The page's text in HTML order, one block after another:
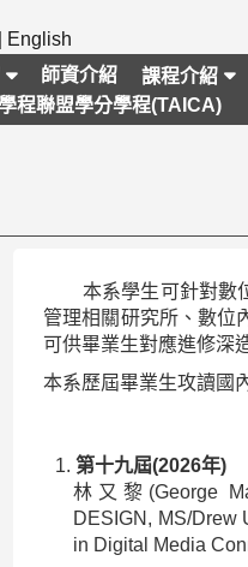
English
師資介紹 課程介紹
程聯盟學分學程(TAICA)
本系學生可針對數位
管理相關研究所、數位
可供畢業生對應進修深
本系歷屆畢業生攻讀國
第十九屆(2026年)
林又黎(George
DESIGN, MS/
in Digital Media